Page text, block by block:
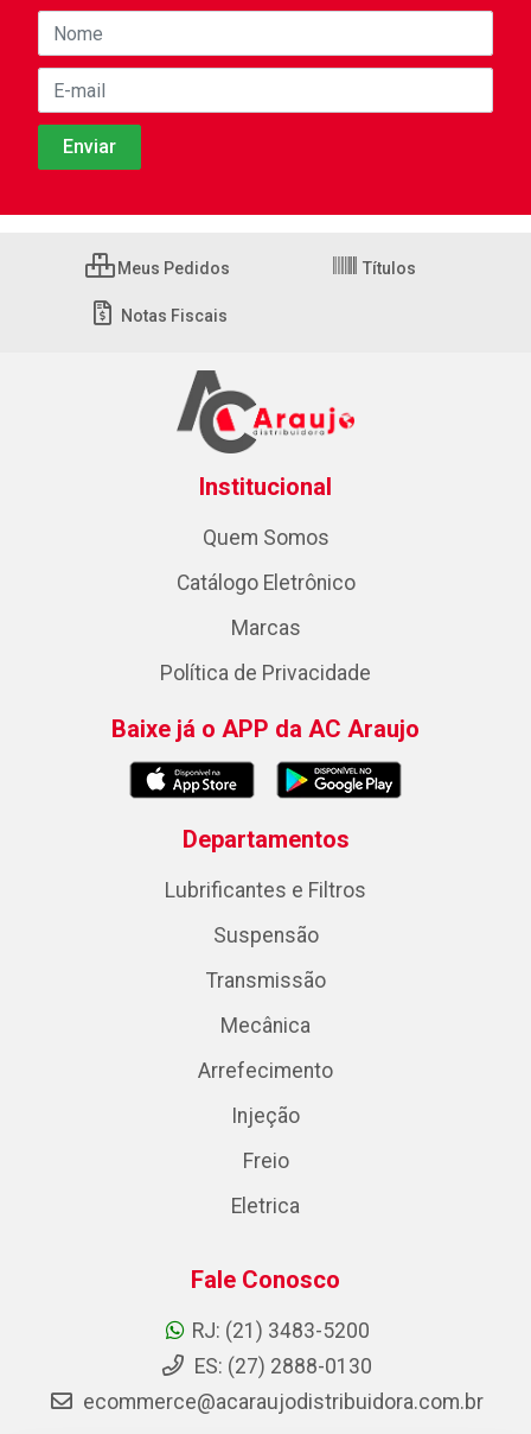
Meus Pedidos Títulos
Notas Fiscais
Institucional
Quem Somos
Catálogo Eletrônico
Marcas
Política de Privacidade
Baixe já o APP da AC Araujo
Departamentos
Lubrificantes e Filtros
Suspensão
Transmissão
Mecânica
Arrefecimento
Injeção
Freio
Eletrica
Fale Conosco
RJ: (21) 3483-5200
ES: (27) 2888-0130
ecommerce@acaraujodistribuidora.com.br